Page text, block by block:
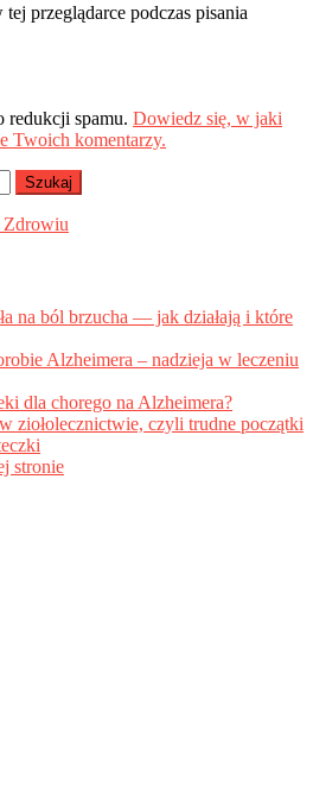
przeglądarce podczas pisania
redukcji spamu. Dowiedz się, w jaki
Twoich komentarzy.
Zdrowiu
na ból brzucha — jak działają i które
Alzheimera – nadzieja w leczeniu
dla chorego na Alzheimera?
ziołolecznictwie, czyli trudne początki
stronie